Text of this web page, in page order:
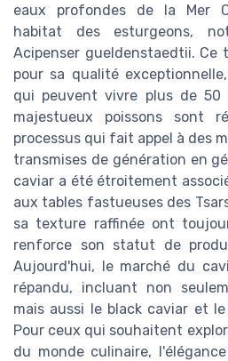
eaux profondes de la Mer
habitat des esturgeons,
Acipenser gueldenstaedtii. Ce
pour sa qualité
qui peuvent vivre plus de
majestueux poissons sont
processus qui fait appel à des
transmises de génération en
caviar a été étroitement
aux tables fastueuses des
sa texture raffinée ont
renforce son statut de
Aujourd'hui, le marché du
répandu, incluant non
mais aussi le black caviar et
Pour ceux qui souhaitent
du monde culinaire,